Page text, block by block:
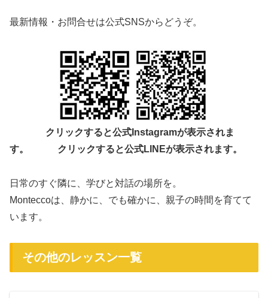
最新情報・お問合せは公式SNSからどうぞ。
クリックすると公式Instagramが表示されま
す。
クリックすると公式LINEが表示されます。
日常のすぐ隣に、学びと対話の場所を。
Monteccoは、静かに、でも確かに、親子の時間を育てて
います。
その他のレッスン一覧